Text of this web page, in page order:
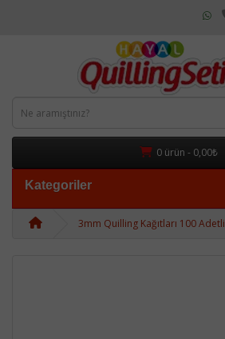
0 ürün - 0,00₺
Kategoriler
3mm Quilling Kağıtları 100 Adetli